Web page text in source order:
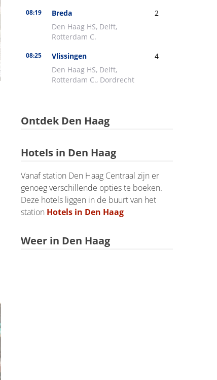
Ontdek Den Haag
Hotels in Den Haag
Vanaf station Den Haag Centraal zijn er
genoeg verschillende opties te boeken.
Deze hotels liggen in de buurt van het
station Hotels in Den Haag
Weer in Den Haag